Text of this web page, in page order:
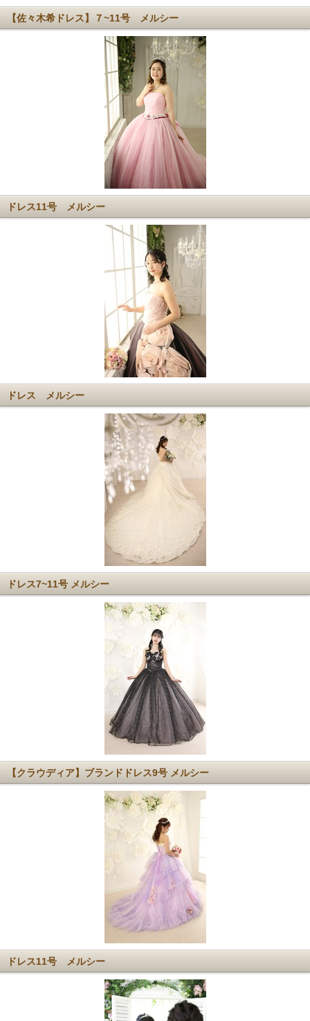
【佐々木希ドレス】７~11号 メルシー
ドレス11号 メルシー
ドレス メルシー
ドレス7~11号 メルシー
【クラウディア】ブランドドレス9号 メルシー
ドレス11号 メルシー